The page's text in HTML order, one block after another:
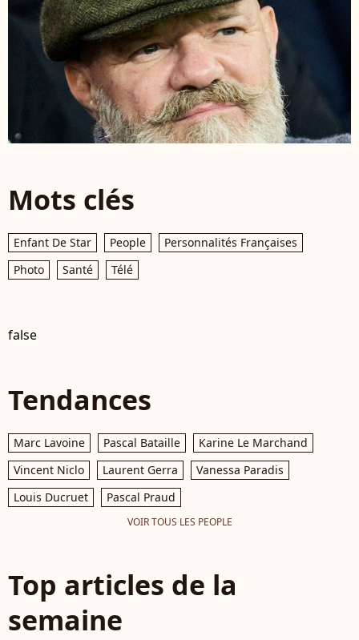
Mots clés
Enfant De Star People
Personnalités Françaises
Photo
Santé Télé
false
Tendances
Marc Lavoine Pascal Bataille
Karine Le Marchand
Vincent Niclo
Laurent Gerra
Vanessa Paradis
Louis Ducruet
Pascal Praud
VOIR TOUS LES PEOPLE
Top articles de la
semaine